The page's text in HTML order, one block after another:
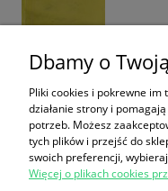
Drugi oddech /
Dbamy o
Pliki cookies i pokrewne
działanie strony i
potrzeb. Możesz
tych plików i przejść do
swoich preferencji,
Więcej o plikach cookies